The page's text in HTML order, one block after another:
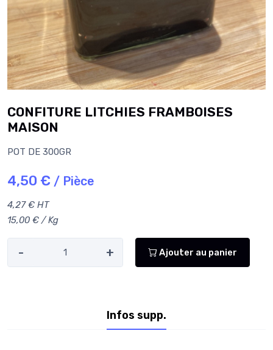
CONFITURE LITCHIES FRAMBOISES
MAISON
POT DE 300GR
4,50 € / Pièce
4,27 € HT
15,00 € / Kg
- + Ajouter au panier
Infos supp.